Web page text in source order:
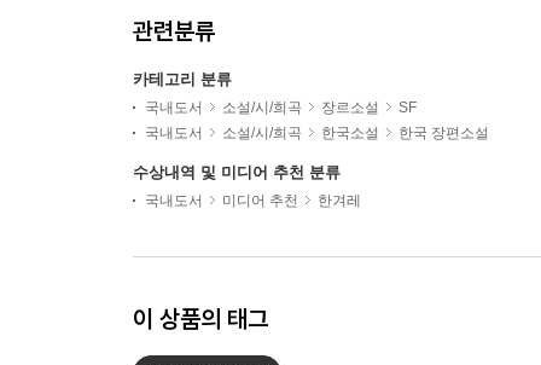
관련분류
카테고리 분류
국내도서 소설/시/희곡 장르소설
SF
국내도서
소설/시/희곡 한국소설 한국 장편소설
수상내역 및 미디어 추천 분류
국내도서 미디어 추천 한겨레
이 상품의 태그